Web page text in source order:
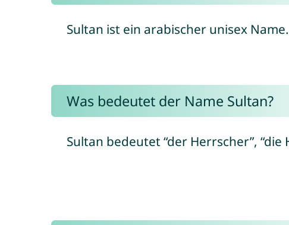
Sultan ist ein arabischer unisex Name.
Was bedeutet der Name Sultan?
Sultan bedeutet “der Herrscher”, “die